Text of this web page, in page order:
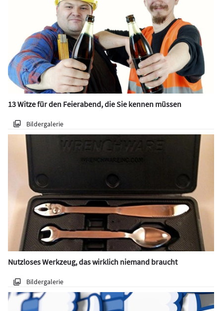
13 Witze für den Feierabend, die Sie kennen müssen
Bildergalerie
Nutzloses Werkzeug, das wirklich niemand braucht
Bildergalerie